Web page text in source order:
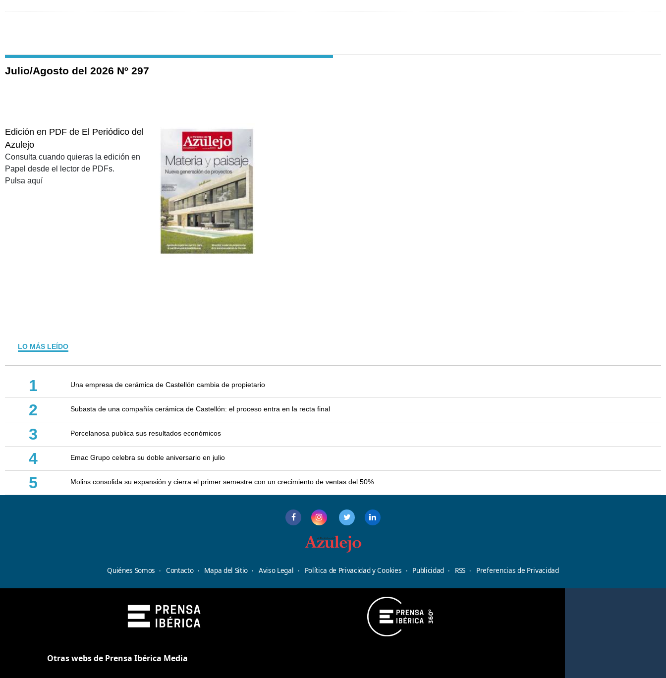
Julio/Agosto del 2026 Nº 297
Edición en PDF de El Periódico del
Azulejo
Consulta cuando quieras la edición en
Papel desde el lector de PDFs.
Pulsa aquí
LO MÁS LEÍDO
1 Una empresa de cerámica de Castellón cambia de propietario
2 Subasta de una compañía cerámica de Castellón: el proceso entra en la recta final
3 Porcelanosa publica sus resultados económicos
4 Emac Grupo celebra su doble aniversario en julio
5 Molins consolida su expansión y cierra el primer semestre con un crecimiento de ventas del 50%
Quiénes Somos Contacto Mapa del Sitio Aviso Legal Política de Privacidad y Cookies Publicidad RSS Preferencias de Privacidad
Otras webs de Prensa Ibérica Media